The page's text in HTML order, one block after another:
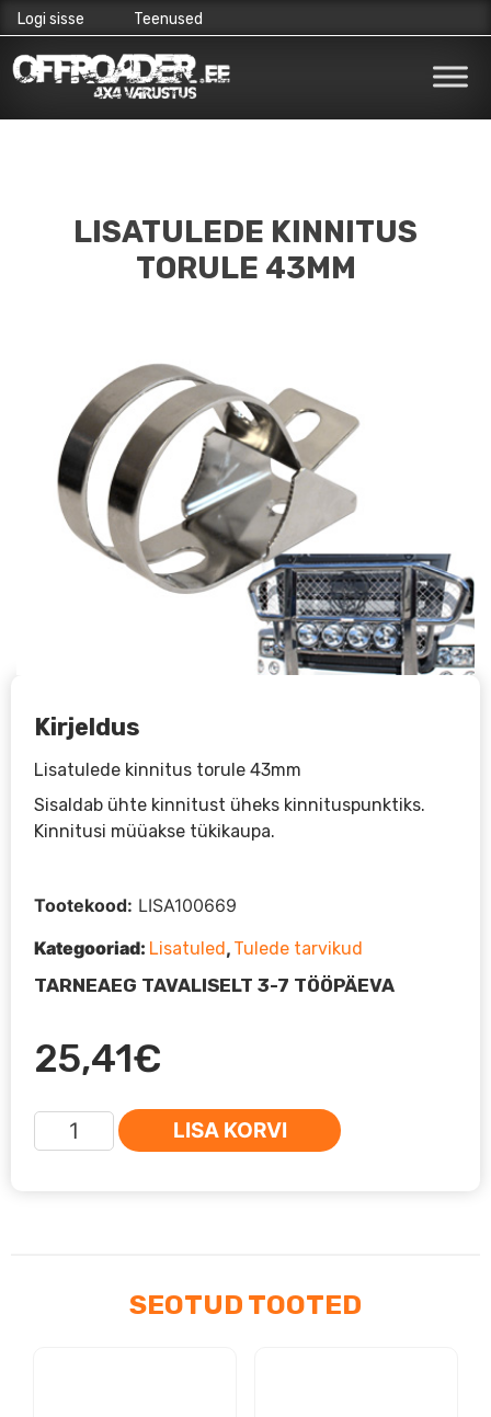
to
Logi sisse Teenused
LISATULEDE KINNITUS
TORULE 43MM
25,41€
Kirjeldus
Lisatulede kinnitus torule 43mm
Sisaldab ühte kinnitust üheks kinnituspunktiks.
Kinnitusi müüakse tükikaupa.
Lisatulede
kinnitus
LISA KORVI
Tootekood: LISA100669
Kategooriad: Lisatuled , Tulede tarvikud
TARNEAEG TAVALISELT 3-7 TÖÖPÄEVA
SEOTUD TOOTED